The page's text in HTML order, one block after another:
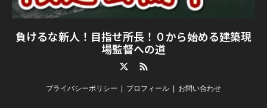
負けるな新人！目指せ所長！０から始める建築現
場監督への道
プライバシーポリシー プロフィール お問い合わせ